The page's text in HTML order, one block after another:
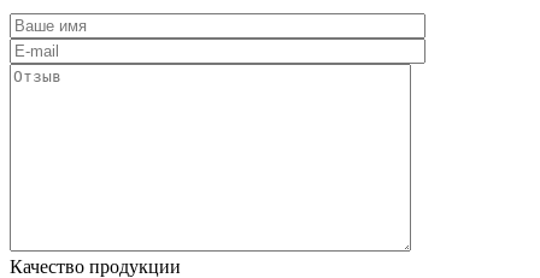
Качество продукции